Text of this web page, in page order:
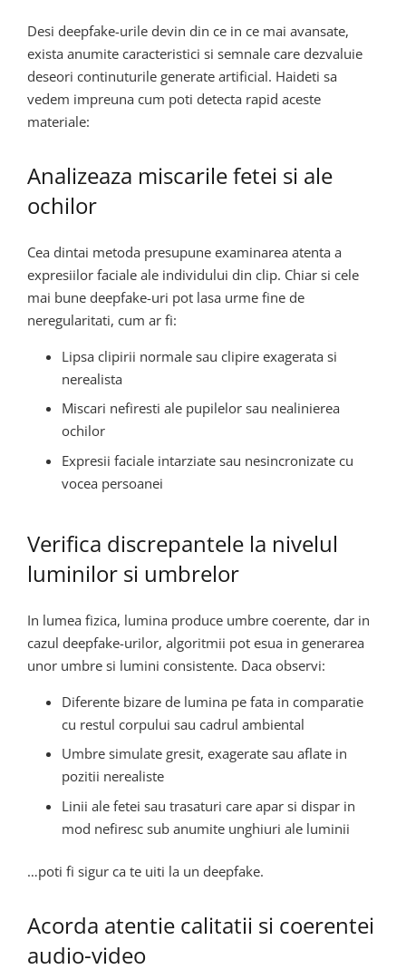
Desi deepfake-urile devin din ce in ce mai avansate,
exista anumite caracteristici si semnale care dezvaluie
deseori continuturile generate artificial. Haideti sa
vedem impreuna cum poti detecta rapid aceste
materiale:
Analizeaza miscarile fetei si ale
ochilor
Cea dintai metoda presupune examinarea atenta a
expresiilor faciale ale individului din clip. Chiar si cele
mai bune deepfake-uri pot lasa urme fine de
neregularitati, cum ar fi:
Lipsa clipirii normale sau clipire exagerata si
nerealista
Miscari nefiresti ale pupilelor sau nealinierea
ochilor
Expresii faciale intarziate sau nesincronizate cu
vocea persoanei
Verifica discrepantele la nivelul
luminilor si umbrelor
In lumea fizica, lumina produce umbre coerente, dar in
cazul deepfake-urilor, algoritmii pot esua in generarea
unor umbre si lumini consistente. Daca observi:
Diferente bizare de lumina pe fata in comparatie
cu restul corpului sau cadrul ambiental
Umbre simulate gresit, exagerate sau aflate in
pozitii nerealiste
Linii ale fetei sau trasaturi care apar si dispar in
mod nefiresc sub anumite unghiuri ale luminii
…poti fi sigur ca te uiti la un deepfake.
Acorda atentie calitatii si coerentei
audio-video